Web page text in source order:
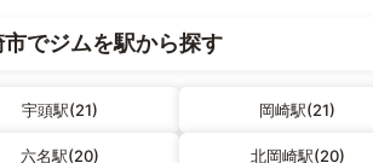
市でジムを駅から探す
宇頭駅(21) 岡崎駅(21)
六名駅(20) 北岡崎駅(20)